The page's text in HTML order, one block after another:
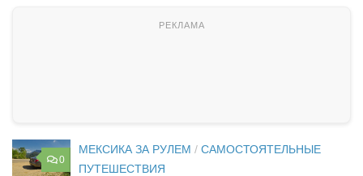
0
МЕКСИКА ЗА РУЛЕМ / САМОСТОЯТЕЛЬНЫЕ
ПУТЕШЕСТВИЯ